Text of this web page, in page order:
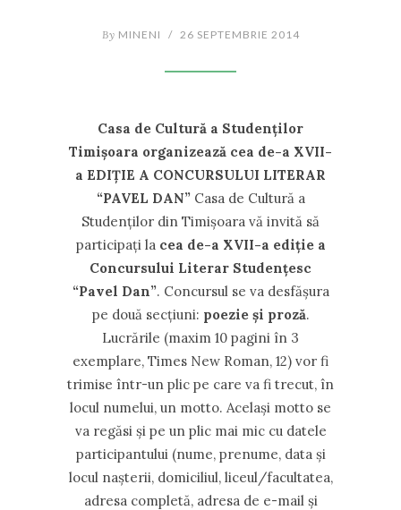
By MINENI / 26 SEPTEMBRIE 2014
Casa de Cultură a Studenţilor
Timişoara organizează cea de-a XVII-
a EDIŢIE A CONCURSULUI LITERAR
“PAVEL DAN”Casa de Cultură a
Studenţilor din Timişoara vă invită să
participați la cea de-a XVII-a ediţie a
Concursului Literar Studenţesc
“Pavel Dan”. Concursul se va desfăşura
pe două secţiuni: poezie şi proză.
Lucrările (maxim 10 pagini în 3
exemplare, Times New Roman, 12) vor fi
trimise într-un plic pe care va fi trecut, în
locul numelui, un motto. Acelaşi motto se
va regăsi şi pe un plic mai mic cu datele
participantului (nume, prenume, data şi
locul naşterii, domiciliul, liceul/facultatea,
adresa completă, adresa de e-mail şi